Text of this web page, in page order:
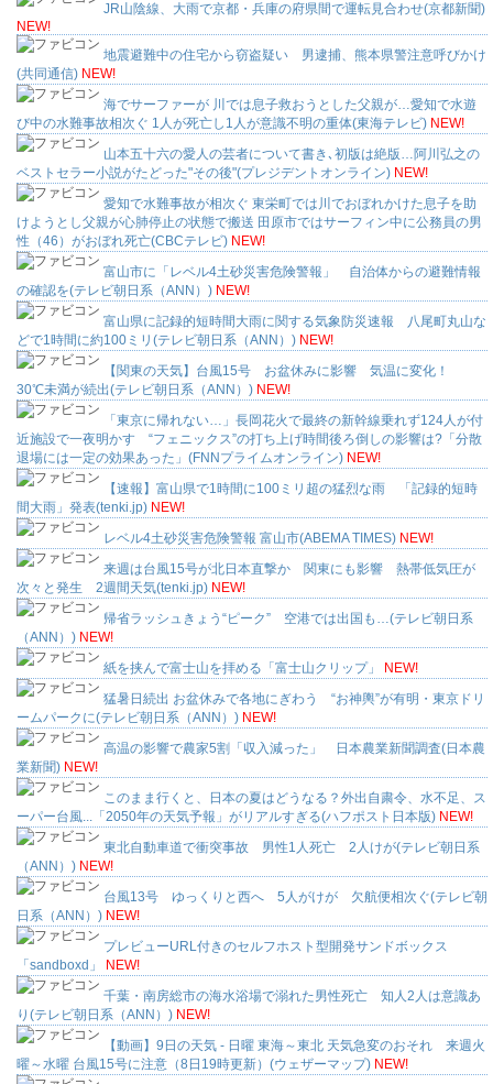
JR山陰線、大雨で京都・兵庫の府県間で運転見合わせ(京都新聞)
NEW!
地震避難中の住宅から窃盗疑い 男逮捕、熊本県警注意呼びかけ
(共同通信) NEW!
海でサーファーが 川では息子救おうとした父親が…愛知で水遊
び中の水難事故相次ぐ 1人が死亡し1人が意識不明の重体(東海テレビ) NEW!
山本五十六の愛人の芸者について書き､初版は絶版…阿川弘之の
ベストセラー小説がたどった"その後"(プレジデントオンライン) NEW!
愛知で水難事故が相次ぐ 東栄町では川でおぼれかけた息子を助
けようとし父親が心肺停止の状態で搬送 田原市ではサーフィン中に公務員の男
性（46）がおぼれ死亡(CBCテレビ) NEW!
富山市に「レベル4土砂災害危険警報」 自治体からの避難情報
の確認を(テレビ朝日系（ANN）) NEW!
富山県に記録的短時間大雨に関する気象防災速報 八尾町丸山な
どで1時間に約100ミリ(テレビ朝日系（ANN）) NEW!
【関東の天気】台風15号 お盆休みに影響 気温に変化！
30℃未満が続出(テレビ朝日系（ANN）) NEW!
「東京に帰れない…」長岡花火で最終の新幹線乗れず124人が付
近施設で一夜明かす “フェニックス”の打ち上げ時間後ろ倒しの影響は?「分散
退場には一定の効果あった」(FNNプライムオンライン) NEW!
【速報】富山県で1時間に100ミリ超の猛烈な雨 「記録的短時
間大雨」発表(tenki.jp) NEW!
レベル4土砂災害危険警報 富山市(ABEMA TIMES) NEW!
来週は台風15号が北日本直撃か 関東にも影響 熱帯低気圧が
次々と発生 2週間天気(tenki.jp) NEW!
帰省ラッシュきょう“ピーク” 空港では出国も…(テレビ朝日系
（ANN）) NEW!
紙を挟んで富士山を拝める「富士山クリップ」
NEW!
猛暑日続出 お盆休みで各地にぎわう “お神輿”が有明・東京ドリ
ームパークに(テレビ朝日系（ANN）) NEW!
高温の影響で農家5割「収入減った」 日本農業新聞調査(日本農
業新聞) NEW!
このまま行くと、日本の夏はどうなる？外出自粛令、水不足、ス
ーパー台風...「2050年の天気予報」がリアルすぎる(ハフポスト日本版) NEW!
東北自動車道で衝突事故 男性1人死亡 2人けが(テレビ朝日系
（ANN）) NEW!
台風13号 ゆっくりと西へ 5人がけが 欠航便相次ぐ(テレビ朝
日系（ANN）) NEW!
プレビューURL付きのセルフホスト型開発サンドボックス
「sandboxd」
NEW!
千葉・南房総市の海水浴場で溺れた男性死亡 知人2人は意識あ
り(テレビ朝日系（ANN）) NEW!
【動画】9日の天気 - 日曜 東海～東北 天気急変のおそれ 来週火
曜～水曜 台風15号に注意（8日19時更新）(ウェザーマップ) NEW!